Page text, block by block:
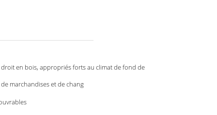
en bois, appropriés forts au climat de fond de
marchandises et de chang